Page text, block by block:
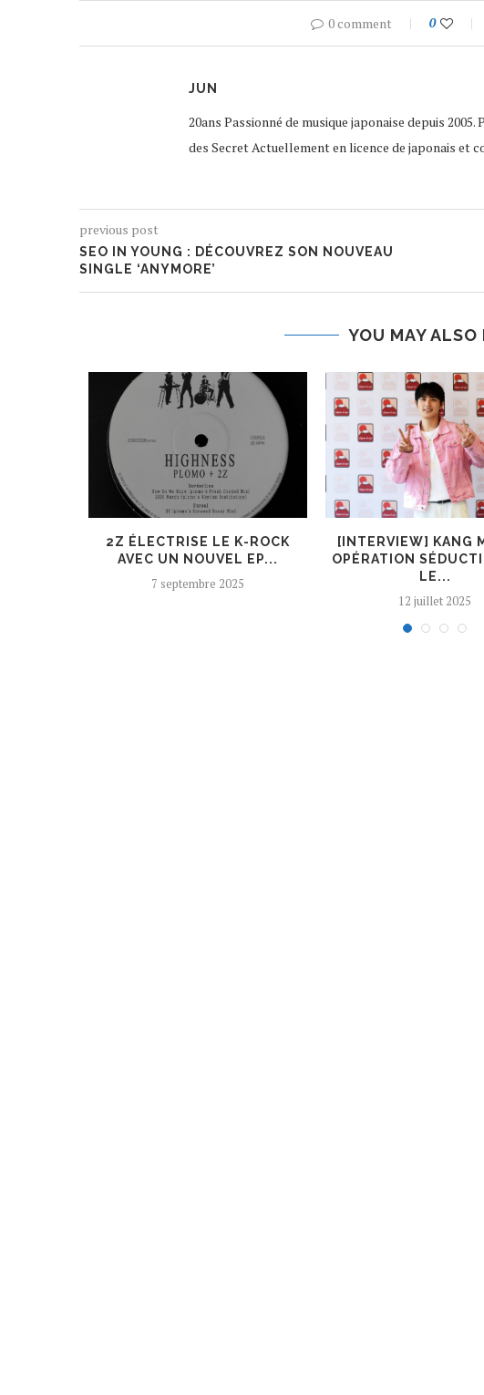
0 comment 0
JUN
20ans Passionné de musique japonaise depuis
des Secret Actuellement en licence de japonais et
previous post
SEO IN YOUNG : DÉCOUVREZ SON NOUVEAU
SINGLE ‘ANYMORE’
YOU MAY ALSO
2Z ÉLECTRISE LE K-ROCK
AVEC UN NOUVEL EP...
7 septembre 2025
[INTERVIEW] KANG
OPÉRATION
LE...
12 juillet 2025